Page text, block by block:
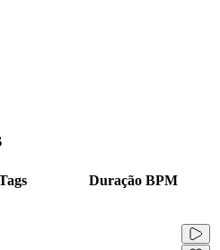
Duração BPM